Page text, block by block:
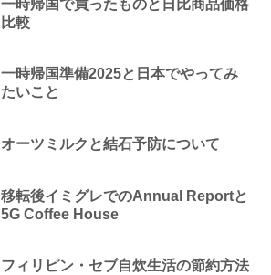
一時帰国で買ったものと日比商品価格
比較
一時帰国準備2025と日本でやってみ
たいこと
オーツミルクと結石予防について
移転後イミグレでのAnnual Reportと
5G Coffee House
フィリピン・セブ自炊生活の節約方法